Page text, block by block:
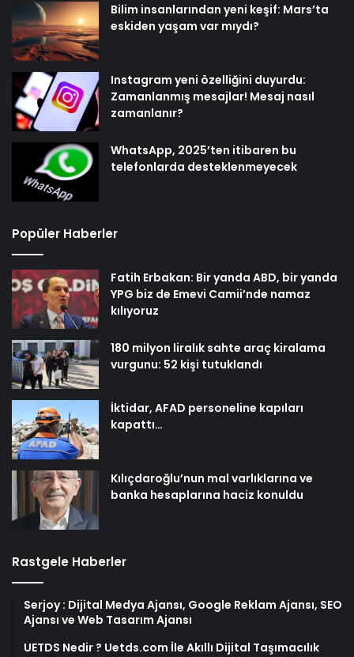
Bilim insanlarından yeni keşif: Mars’ta
eskiden yaşam var mıydı?
Instagram yeni özelliğini duyurdu:
Zamanlanmış mesajlar! Mesaj nasıl
zamanlanır?
WhatsApp, 2025’ten itibaren bu
telefonlarda desteklenmeyecek
Popüler Haberler
Fatih Erbakan: Bir yanda ABD, bir yanda
YPG biz de Emevi Camii’nde namaz
kılıyoruz
180 milyon liralık sahte araç kiralama
vurgunu: 52 kişi tutuklandı
İktidar, AFAD personeline kapıları
kapattı…
Kılıçdaroğlu’nun mal varlıklarına ve
banka hesaplarına haciz konuldu
Rastgele Haberler
Serjoy : Dijital Medya Ajansı, Google Reklam Ajansı, SEO
Ajansı ve Web Tasarım Ajansı
UETDS Nedir ? Uetds.com İle Akıllı Dijital Taşımacılık